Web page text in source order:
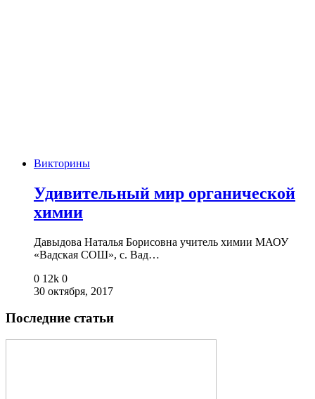
Викторины
Удивительный мир органической
химии
Давыдова Наталья Борисовна учитель химии МАОУ
«Вадская СОШ», с. Вад…
0 12k 0
30 октября, 2017
Последние статьи